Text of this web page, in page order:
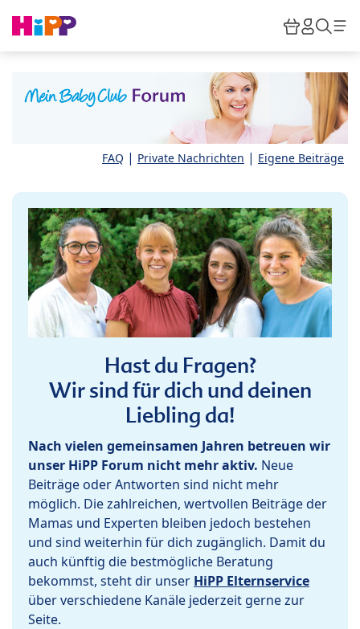
HiPP
FAQ | Private Nachrichten | Eigene Beiträge
Hast du Fragen?
Wir sind für dich und deinen
Liebling da!
Nach vielen gemeinsamen Jahren betreuen wir
unser HiPP Forum nicht mehr aktiv. Neue
Beiträge oder Antworten sind nicht mehr
möglich. Die zahlreichen, wertvollen Beiträge der
Mamas und Experten bleiben jedoch bestehen
und sind weiterhin für dich zugänglich. Damit du
auch künftig die bestmögliche Beratung
bekommst, steht dir unser HiPP Elternservice
über verschiedene Kanäle jederzeit gerne zur
Seite.